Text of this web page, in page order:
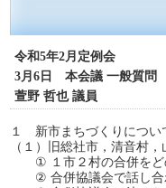
令和5年2月定例会
3月6日 本会議 一般質問
萱野 哲也 議員
１ 新市まちづくりについ
（１）旧総社市，清音村
① １市２村の合併をど
② 合併協議会で話し合